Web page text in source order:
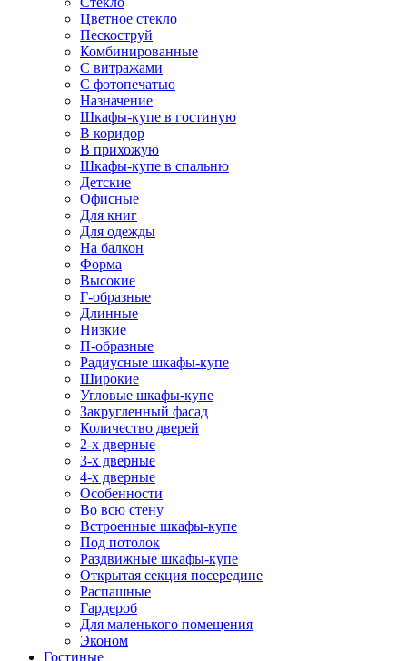
Цветное стекло
Пескоструй
Комбинированные
С витражами
С фотопечатью
Назначение
Шкафы-купе в гостиную
В коридор
В прихожую
Шкафы-купе в спальню
Детские
Офисные
Для книг
Для одежды
На балкон
Форма
Высокие
Г-образные
Длинные
Низкие
П-образные
Радиусные шкафы-купе
Широкие
Угловые шкафы-купе
Закругленный фасад
Количество дверей
2-х дверные
3-х дверные
4-х дверные
Особенности
Во всю стену
Встроенные шкафы-купе
Под потолок
Раздвижные шкафы-купе
Открытая секция посередине
Распашные
Гардероб
Для маленького помещения
Эконом
Гостиные